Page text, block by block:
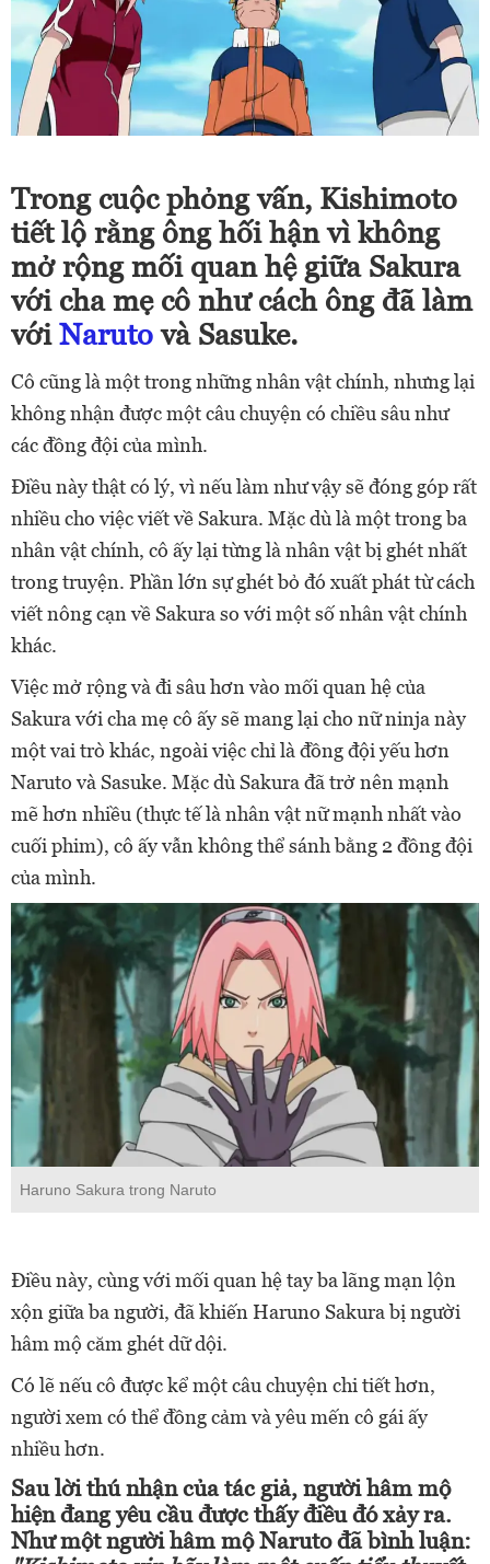
Trong cuộc phỏng vấn, Kishimoto
tiết lộ rằng ông hối hận vì không
mở rộng mối quan hệ giữa Sakura
với cha mẹ cô như cách ông đã làm
vớiNarutovà Sasuke.
Cô cũng là một trong những nhân vật chính, nhưng lại
không nhận được một câu chuyện có chiều sâu như
các đồng đội của mình.
Điều này thật có lý, vì nếu làm như vậy sẽ đóng góp rất
nhiều cho việc viết về Sakura. Mặc dù là một trong ba
nhân vật chính, cô ấy lại từng là nhân vật bị ghét nhất
trong truyện. Phần lớn sự ghét bỏ đó xuất phát từ cách
viết nông cạn về Sakura so với một số nhân vật chính
khác.
Việc mở rộng và đi sâu hơn vào mối quan hệ của
Sakura với cha mẹ cô ấy sẽ mang lại cho nữ ninja này
một vai trò khác, ngoài việc chỉ là đồng đội yếu hơn
Naruto và Sasuke. Mặc dù Sakura đã trở nên mạnh
mẽ hơn nhiều (thực tế là nhân vật nữ mạnh nhất vào
cuối phim), cô ấy vẫn không thể sánh bằng 2 đồng đội
của mình.
Haruno Sakura trong Naruto
Điều này, cùng với mối quan hệ tay ba lãng mạn lộn
xộn giữa ba người, đã khiến Haruno Sakura bị người
hâm mộ căm ghét dữ dội.
Có lẽ nếu cô được kể một câu chuyện chi tiết hơn,
người xem có thể đồng cảm và yêu mến cô gái ấy
nhiều hơn.
Sau lời thú nhận của tác giả, người hâm mộ
hiện đang yêu cầu được thấy điều đó xảy ra.
Như một người hâm mộ Naruto đã bình luận: